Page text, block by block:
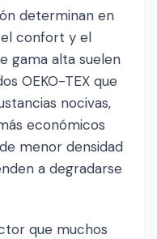
determinan en
el confort y el
gama alta suelen
OEKO-TEX que
nocivas,
económicos
menor densidad
a degradarse
que muchos